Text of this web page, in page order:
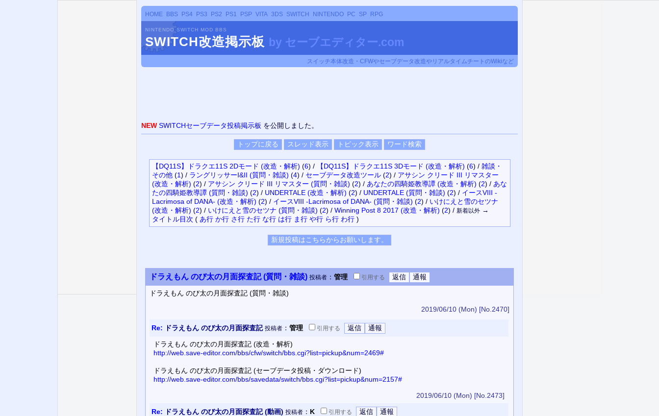
HOME BBS PS4 PS3 PS2 PS1 PSP VITA 3DS SWITCH NINTENDO PC SP RPG
NINTENDO SWITCH MOD BBS
SWITCH改造掲示板 by セーブエディター.com
スイッチ本体改造・CFWやセーブデータ改造やリアルタイムチートのWikiなど
NEW SWITCHセーブデータ投稿掲示板 を公開しました。
【DQ11S】ドラクエ11S 2Dモード (改造・解析) (6) / 【DQ11S】ドラクエ11S 3Dモード (改造・解析) (6) / 雑談・
その他 (1) / ラングリッサーI&II (質問・雑談) (4) / セーブデータ改造ツール (2) / アサシン クリード III リマスター
(改造・解析) (2) / アサシン クリード III リマスター (質問・雑談) (2) / あなたの四騎姫教導譚 (改造・解析) (2) / あな
たの四騎姫教導譚 (質問・雑談) (2) / UNDERTALE (改造・解析) (2) / UNDERTALE (質問・雑談) (2) / イースVIII -
Lacrimosa of DANA- (改造・解析) (2) / イースVIII -Lacrimosa of DANA- (質問・雑談) (2) / いけにえと雪のセツナ
(改造・解析) (2) / いけにえと雪のセツナ (質問・雑談) (2) / Winning Post 8 2017 (改造・解析) (2) / 新着以外→
タイトル目次 ( あ行 か行 さ行 た行 な行 は行 ま行 や行 ら行 わ行)
ドラえもん のび太の月面探査記 (質問・雑談) 投稿者 ： 管理 引用する
ドラえもん のび太の月面探査記 (質問・雑談)
2019/06/10 (Mon) [No.2470]
Re: ドラえもん のび太の月面探査記 投稿者 ： 管理 引用する
ドラえもん のび太の月面探査記 (改造・解析)
http://web.save-editor.com/bbs/cfw/switch/bbs.cgi?list=pickup&num=2469#
ドラえもん のび太の月面探査記 (セーブデータ投稿・ダウンロード)
http://web.save-editor.com/bbs/savedata/switch/bbs.cgi?list=pickup&num=2157#
2019/06/10 (Mon) [No.2473]
Re: ドラえもん のび太の月面探査記 (動画) 投稿者 ： K 引用する